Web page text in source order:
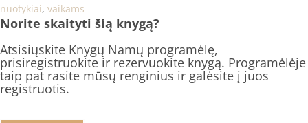
nuotykiai, vaikams
Norite skaityti šią knygą?
Atsisiųskite Knygų Namų programėlę,
prisiregistruokite ir rezervuokite knygą. Programėlėje
taip pat rasite mūsų renginius ir galėsite į juos
registruotis.